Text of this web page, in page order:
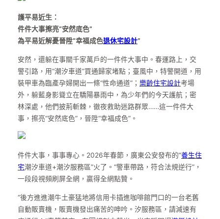
護平易近生：
件件大事擦亮“安然底色”
為平易近解憂晉陞“幸福成色退休宅設計”
安然，還躲在事關千家萬戶的一件件大事中。春運路上，交
警引路，用“潮汐車道”買通歸家堵點；臺風中，特警開道，用
裝甲車為臨產孕婦開出一條“性命通道”； 樂齡住宅設計考場
外，躲藍身影聳立在驕陽暴雨中，為少年們的今天護航；密
林深處，他們披荊斬棘，徹夜救助迷路群眾……這一件件大
事，擦亮“安然底色”，晉陞“幸福成色”。
件件大事，事事專心。2026年春節，廣東公安發布的“養生住
宅潮汐車道+潮汐服務區”火了。“警車帶路，符合法規逆行”，
一段段視頻刷屏全網，贏得全網點贊。
“後方進進潮牛土豪猛地將信用卡插進咖啡館門口的一台老舊
自動販賣機，販賣機發出痛苦的呻吟。汐服務區，請減速有